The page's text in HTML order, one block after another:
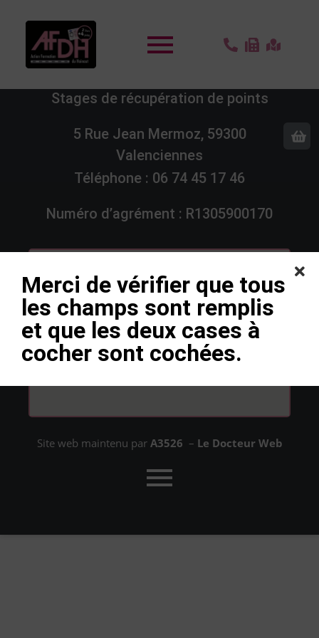
Action Formation du Hainaut
Stages de récupération de points
5 Rue Jean Mermoz, 59300
Valenciennes
Téléphone : 06 74 45 17 46
Numéro d’agrément : R1305900170
Site web maintenu par A3526 – Le Docteur Web
Merci de vérifier que tous
les champs sont remplis
et que les deux cases à
cocher sont cochées.